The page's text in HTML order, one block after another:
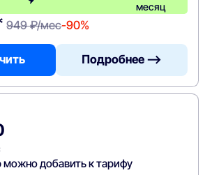
месяц
949 ₽/мес-90%
Подробнее —>
можно добавить к тарифу